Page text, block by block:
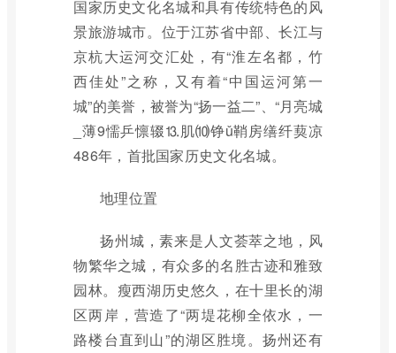
国家历史文化名城和具有传统特色的风
景旅游城市。位于江苏省中部、长江与
京杭大运河交汇处，有“淮左名都，竹
西佳处”之称，又有着“中国运河第一
城”的美誉，被誉为“扬一益二”、“月亮城
_薄9懦乒懔辍⒔肌⑽铮ǔ鞘房缮纤葜凉
486年，首批国家历史文化名城。
地理位置
扬州城，素来是人文荟萃之地，风
物繁华之城，有众多的名胜古迹和雅致
园林。瘦西湖历史悠久，在十里长的湖
区两岸，营造了“两堤花柳全依水，一
路楼台直到山”的湖区胜境。扬州还有